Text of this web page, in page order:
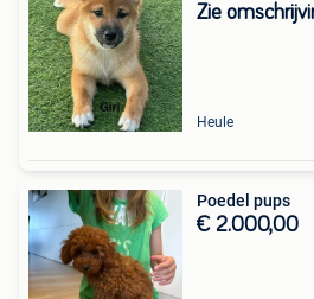
Zie
Heule
Poedel pups
€ 2.000,00